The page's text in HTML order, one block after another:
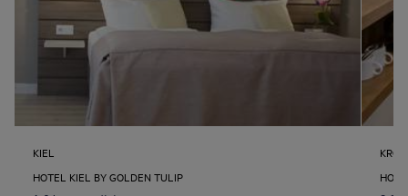
KIEL
HOTEL KIEL BY GOLDEN TULIP